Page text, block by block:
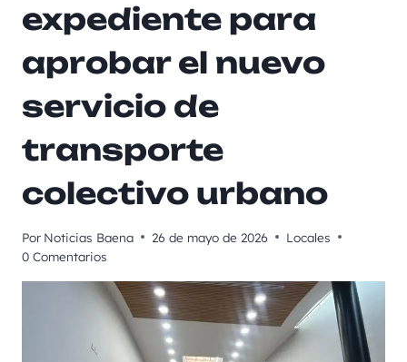
expediente para
aprobar el nuevo
servicio de
transporte
colectivo urbano
Por Noticias Baena 26 de mayo de 2026
Locales
0 Comentarios